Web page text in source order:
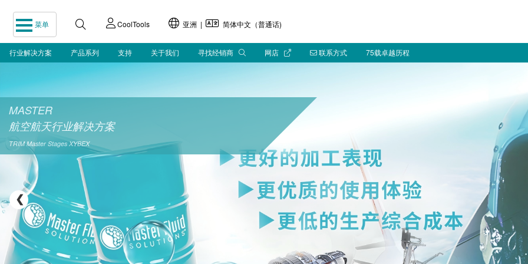
菜单 CoolTools 亚洲 | 简体中文（普通话)
行业解决方案 产品系列 支持 关于我们 寻找经销商 网店 联系方式 75载卓越历程
MASTER
航空航天行业解决方案
TRIMMaster StagesXYBEX
❮